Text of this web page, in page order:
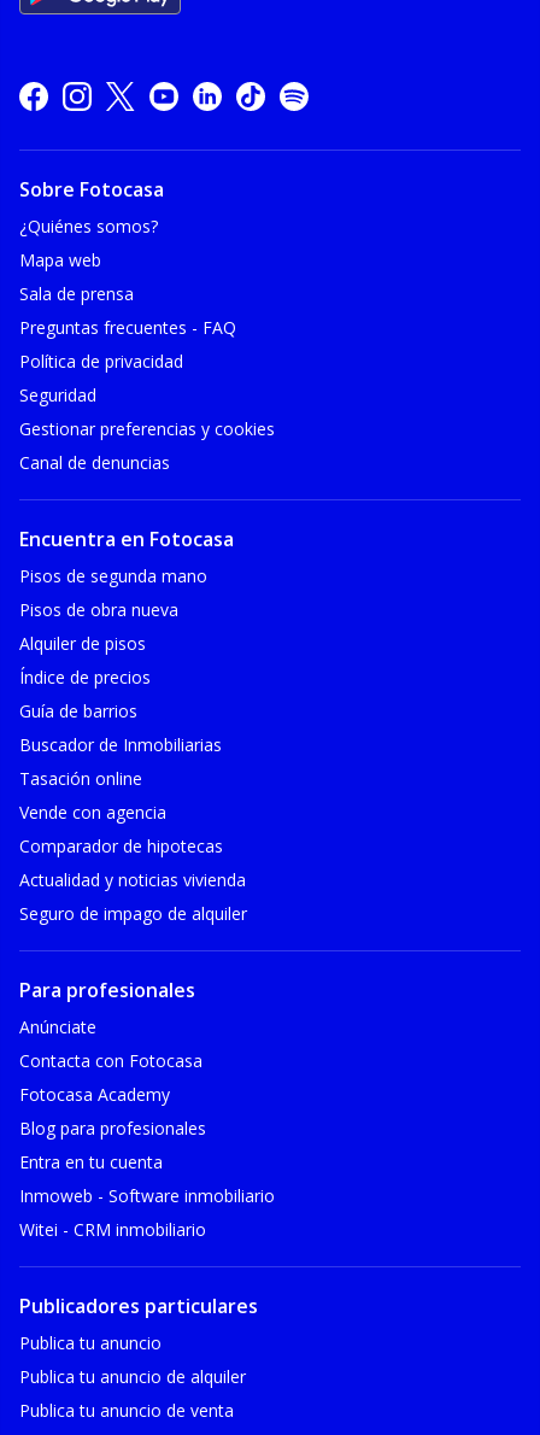
Sobre Fotocasa
¿Quiénes somos?
Mapa web
Sala de prensa
Preguntas frecuentes - FAQ
Política de privacidad
Seguridad
Gestionar preferencias y cookies
Canal de denuncias
Encuentra en Fotocasa
Pisos de segunda mano
Pisos de obra nueva
Alquiler de pisos
Índice de precios
Guía de barrios
Buscador de Inmobiliarias
Tasación online
Vende con agencia
Comparador de hipotecas
Actualidad y noticias vivienda
Seguro de impago de alquiler
Para profesionales
Anúnciate
Contacta con Fotocasa
Fotocasa Academy
Blog para profesionales
Entra en tu cuenta
Inmoweb - Software inmobiliario
Witei - CRM inmobiliario
Publicadores particulares
Publica tu anuncio
Publica tu anuncio de alquiler
Publica tu anuncio de venta